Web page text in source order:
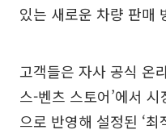
있는 새로운 차량 판매
고객들은 자사 공식 온
스-벤츠 스토어’에서
으로 반영해 설정된 ‘